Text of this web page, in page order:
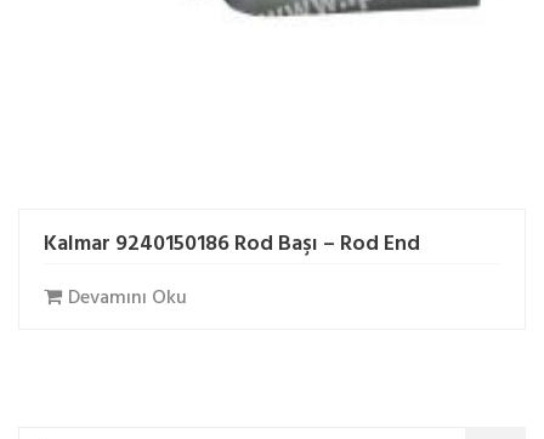
Kalmar 9240150186 Rod Başı – Rod End
Devamını Oku